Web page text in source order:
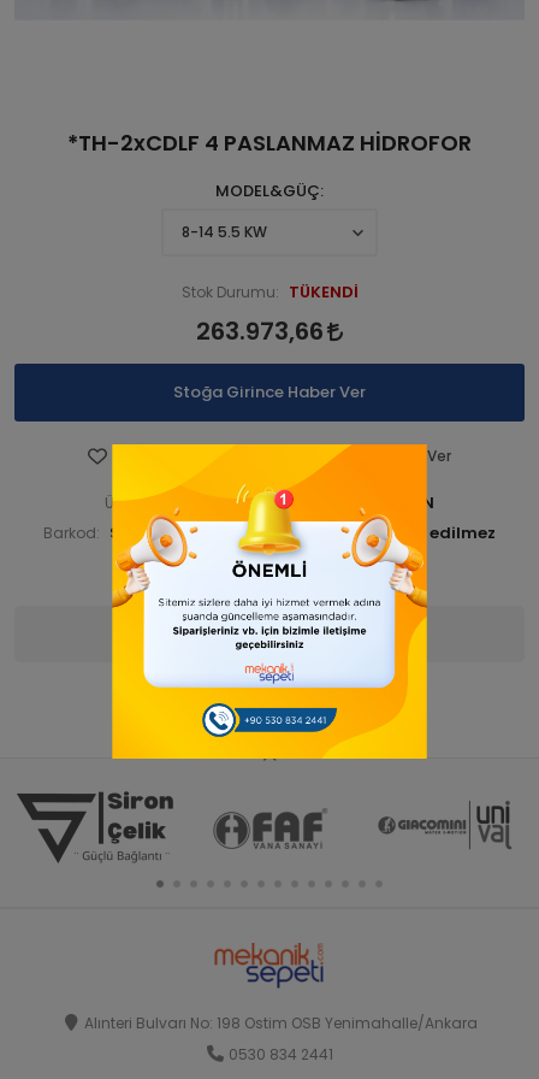
*TH-2xCDLF 4 PASLANMAZ HİDROFOR
MODEL&GÜÇ
Stok Durumu: TÜKENDİ
263.973,66
Stoğa Girince Haber Ver
Fiyatı Düşünce Haber Ver
Ürün Kodu: STNCDL2PM 00001-ANAÜRÜN
Barkod: STNCDL2PM00016 İade Bilgisi:
Ürün Bilgisi Yorumlar
Alınteri Bulvarı No: 198 Ostim OSB Yenimahalle/Ankara
0530 834 2441